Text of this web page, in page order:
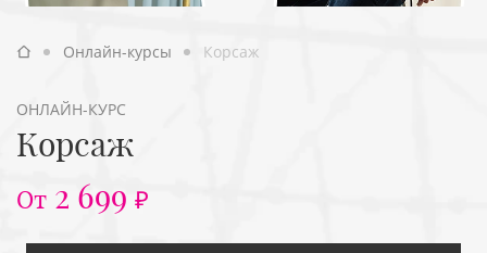
Онлайн-курсы Корсаж
ОНЛАЙН-КУРС
Корсаж
От 2 699 ₽